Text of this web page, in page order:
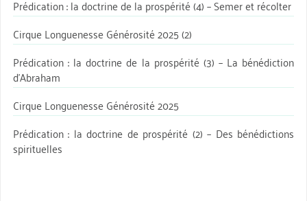
Prédication : la doctrine de la prospérité (4) – Semer et récolter
Cirque Longuenesse Générosité 2025 (2)
Prédication : la doctrine de la prospérité (3) – La bénédiction
d’Abraham
Cirque Longuenesse Générosité 2025
Prédication : la doctrine de prospérité (2) – Des bénédictions
spirituelles